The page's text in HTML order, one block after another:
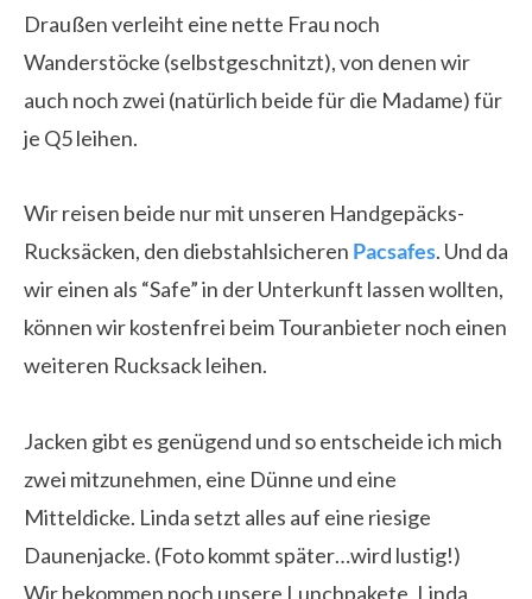
Draußen verleiht eine nette Frau noch
Wanderstöcke (selbstgeschnitzt), von denen wir
auch noch zwei (natürlich beide für die Madame) für
je Q5 leihen.
Wir reisen beide nur mit unseren Handgepäcks-
Rucksäcken, den diebstahlsicheren Pacsafes. Und da
wir einen als “Safe” in der Unterkunft lassen wollten,
können wir kostenfrei beim Touranbieter noch einen
weiteren Rucksack leihen.
Jacken gibt es genügend und so entscheide ich mich
zwei mitzunehmen, eine Dünne und eine
Mitteldicke. Linda setzt alles auf eine riesige
Daunenjacke. (Foto kommt später…wird lustig!)
Wir bekommen noch unsere Lunchpakete, Linda